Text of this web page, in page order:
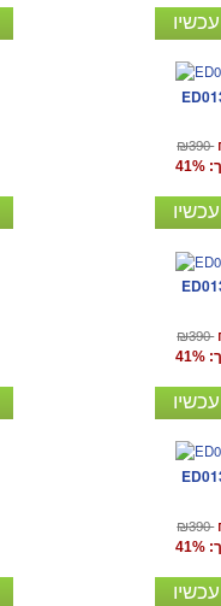
₪390
₪390
₪390